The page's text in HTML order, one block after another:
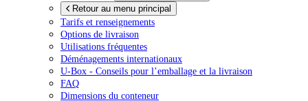
Retour au menu principal
Tarifs et renseignements
Options de livraison
Utilisations fréquentes
Déménagements internationaux
U-Box - Conseils pour l’emballage et la livraison
FAQ
Dimensions du conteneur